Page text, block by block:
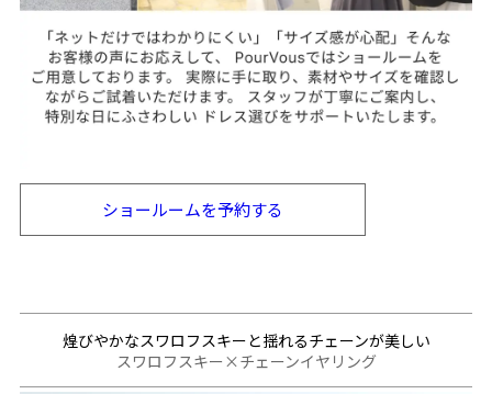
ショールームを予約する
煌びやかなスワロフスキーと揺れるチェーンが美しい
スワロフスキー×チェーンイヤリング